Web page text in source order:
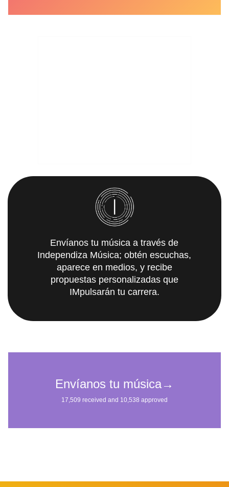
Envíanos tu música a través de
Independiza Música; obtén escuchas,
aparece en medios, y recibe
propuestas personalizadas que
IMpulsarán tu carrera.